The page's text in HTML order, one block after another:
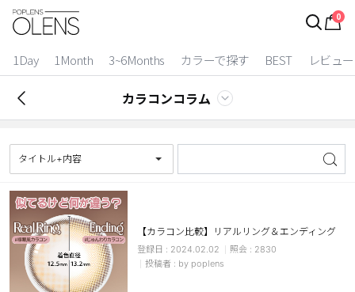
0
1Day 1Month 3~6Months カラーで探す BEST レビュー
ログイン
カラコン比較
今月限定特典
ベスト
カラコン
装着期間
1 Day
2 Weeks
1 Month
カラコンコラム
タイトル+内容
【カラコン比較】リアルリング＆エンディング
2024.02.02
2830
by poplens